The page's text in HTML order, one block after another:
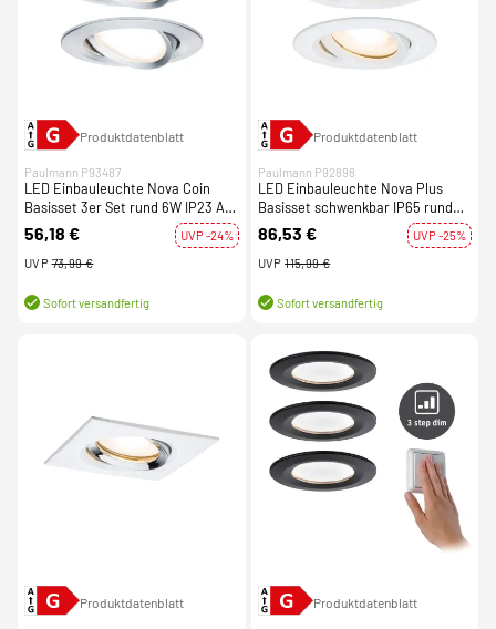
Produktdatenblatt
Paulmann P93487
LED Einbauleuchte Nova Coin
Basisset 3er Set rund 6W IP23 Alu
gedreht schwenkbar dimmbar 3-
step-dim 2700K 230V
56,18 €
UVP -24%
UVP 73,99 €
Sofort versandfertig
Produktdatenblatt
Paulmann P92898
LED Einbauleuchte Nova Plus
Basisset schwenkbar IP65 rund
93mm GU10 3x7W 460lm 230V
dimmbar 2700K Weiß matt
86,53 €
UVP -25%
UVP 115,99 €
Sofort versandfertig
Produktdatenblatt Produktdatenblatt